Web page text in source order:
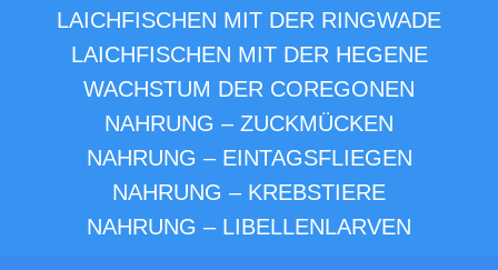
LAICHFISCHEN MIT DER RINGWADE
LAICHFISCHEN MIT DER HEGENE
WACHSTUM DER COREGONEN
NAHRUNG – ZUCKMÜCKEN
NAHRUNG – EINTAGSFLIEGEN
NAHRUNG – KREBSTIERE
NAHRUNG – LIBELLENLARVEN